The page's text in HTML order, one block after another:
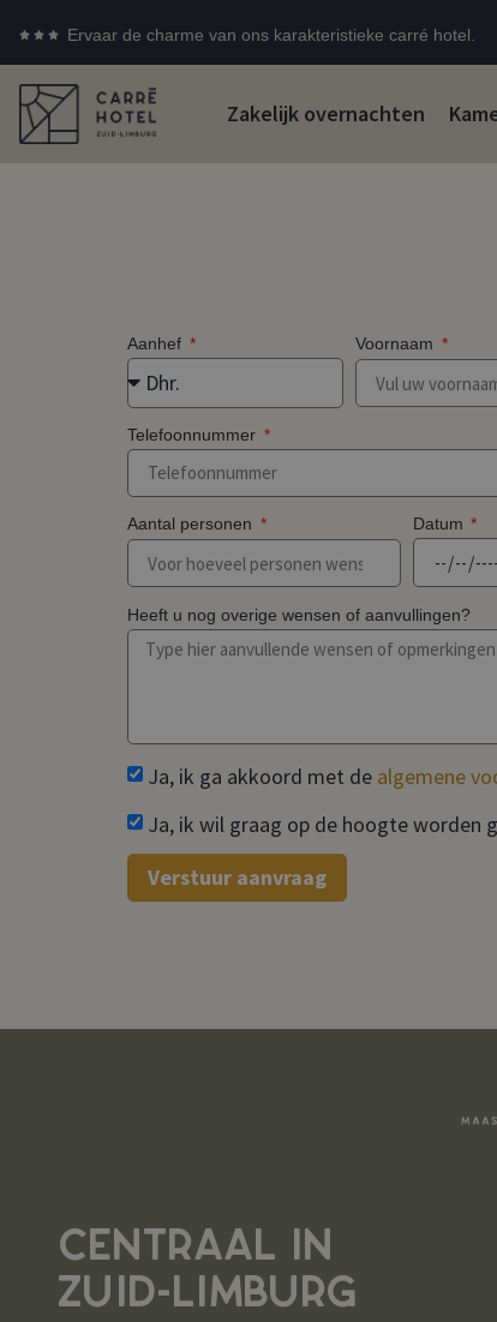
Ervaar de charme van ons karakteristieke carré hotel.
Zakelijk overnachten
Aanhef Voornaam
Telefoonnummer
Aantal personen Datum
Heeft u nog overige wensen of aanvullingen?
Ja, ik ga akkoord met de algemene
Ja, ik wil graag op de hoogte worden
Verstuur aanvraag
CENTRAAL IN
ZUID-LIMBURG